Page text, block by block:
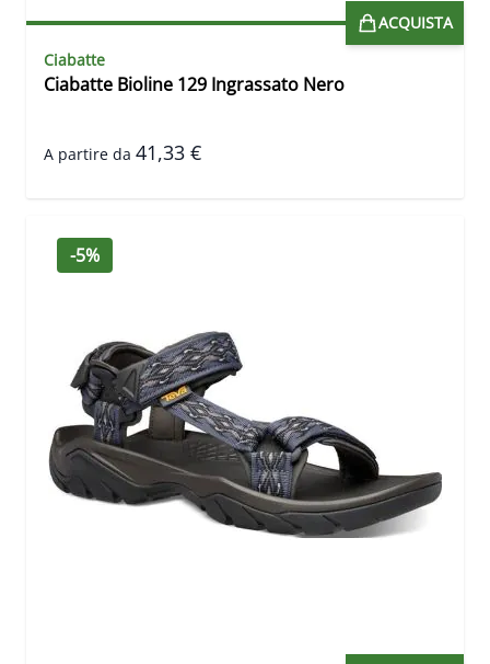
ACQUISTA
Ciabatte
Ciabatte Bioline 129 Ingrassato Nero
A partire da 41,33 €
-5%